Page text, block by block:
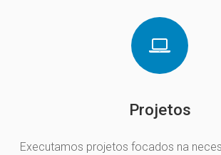
Projetos
Executamos projetos focados na